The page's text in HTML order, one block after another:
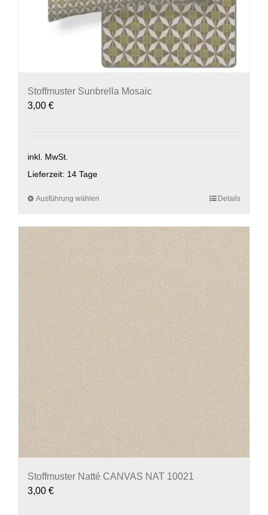
Stoffmuster Sunbrella Mosaic
3,00 €
inkl. MwSt.
Lieferzeit: 14 Tage
Ausführung wählen
weist
mehrere
Varianten
auf.
Die
Optionen
können
auf
der
Produktseite
gewählt
werden
Details
Stoffmuster Natté CANVAS NAT 10021
3,00 €